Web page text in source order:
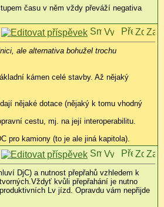
času v něm vždy převáží negativa
ale alternativa bohužel trochu
kámen celé stavby. Až nějaký
nějaké dotace (nějaký k tomu vhodný
cestu, mj. na její interoperabilitu.
pro kamiony (to je ale jiná kapitola).
DjC) a nutnost přepřahů vzhledem k
kvůli přepřahání je nutno
Lv jízd. Opravdu vám nepřijde